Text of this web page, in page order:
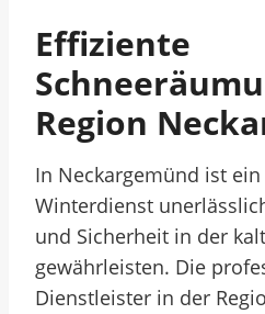
Effiziente
Region
In Neckargemünd ist
Winterdienst
und Sicherheit in der
gewährleisten. Die
Dienstleister in der